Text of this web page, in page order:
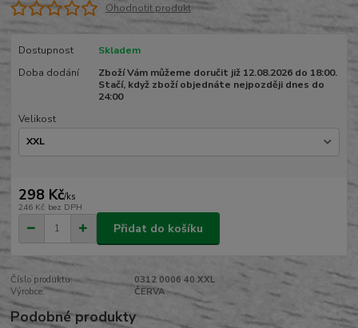
Ohodnotit produkt
Dostupnost
Skladem
Doba dodání
Zboží Vám můžeme doručit již 12.08.2026 do 18:00.
Stačí, když zboží objednáte nejpozději dnes do
24:00
Velikost
298 Kč/ks
246 Kč bez DPH
Přidat do košíku
Číslo produktu:
0312 0006 40 XXL
Výrobce:
ČERVA
Podobné produkty